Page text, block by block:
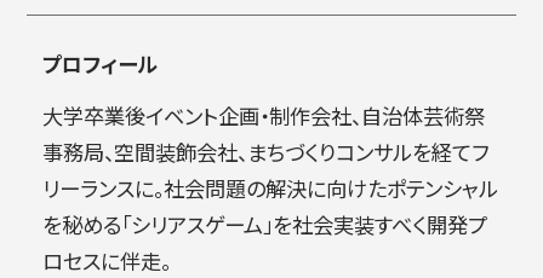
プロフィール
大学卒業後イベント企画・制作会社、自治体芸術祭
事務局、空間装飾会社、まちづくりコンサルを経てフ
リーランスに。社会問題の解決に向けたポテンシャル
を秘める「シリアスゲーム」を社会実装すべく開発プ
ロセスに伴走。